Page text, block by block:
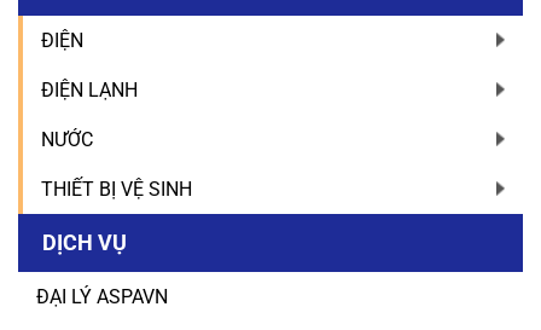
ĐIỆN
ĐIỆN LẠNH
NƯỚC
THIẾT BỊ VỆ SINH
DỊCH VỤ
ĐẠI LÝ ASPAVN